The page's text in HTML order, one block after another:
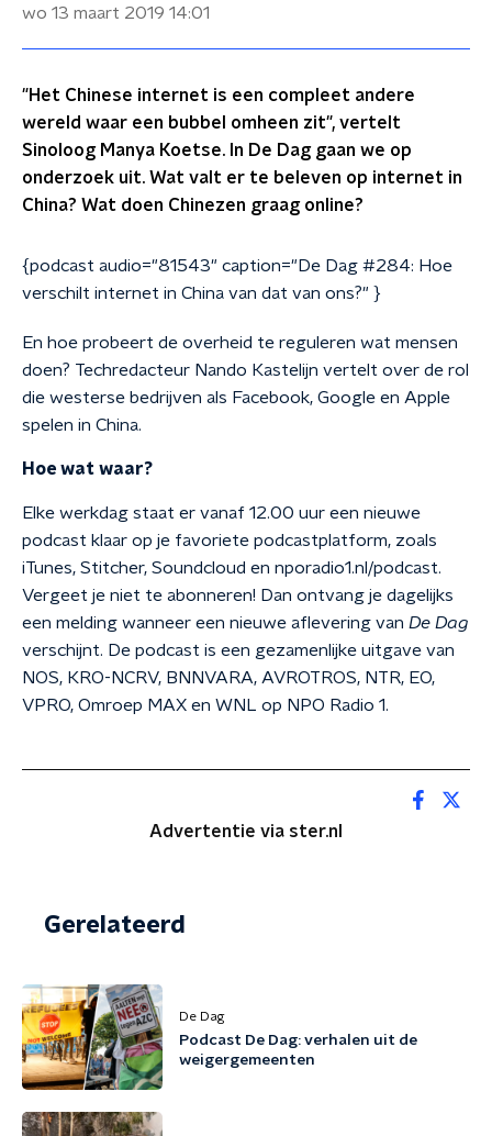
wo 13 maart 2019 14:01
"Het Chinese internet is een compleet andere
wereld waar een bubbel omheen zit", vertelt
Sinoloog Manya Koetse. In De Dag gaan we op
onderzoek uit. Wat valt er te beleven op internet in
China? Wat doen Chinezen graag online?
{podcast audio="81543" caption="De Dag #284: Hoe
verschilt internet in China van dat van ons?" }
En hoe probeert de overheid te reguleren wat mensen
doen? Techredacteur Nando Kastelijn vertelt over de rol
die westerse bedrijven als Facebook, Google en Apple
spelen in China.
Hoe wat waar?
Elke werkdag staat er vanaf 12.00 uur een nieuwe
podcast klaar op je favoriete podcastplatform, zoals
iTunes, Stitcher, Soundcloud en nporadio1.nl/podcast.
Vergeet je niet te abonneren! Dan ontvang je dagelijks
een melding wanneer een nieuwe aflevering van De Dag
verschijnt. De podcast is een gezamenlijke uitgave van
NOS, KRO-NCRV, BNNVARA, AVROTROS, NTR, EO,
VPRO, Omroep MAX en WNL op NPO Radio 1.
Advertentie via ster.nl
Gerelateerd
De Dag
Podcast De Dag: verhalen uit de
weigergemeenten